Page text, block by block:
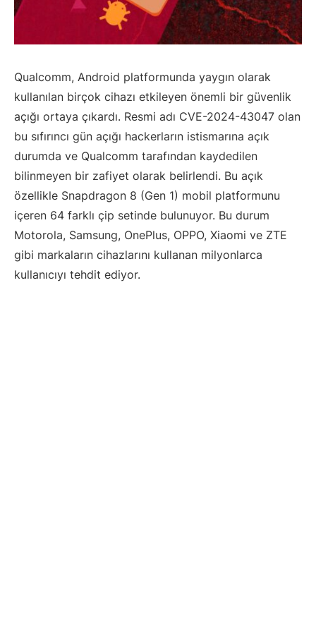
Qualcomm, Android platformunda yaygın olarak
kullanılan birçok cihazı etkileyen önemli bir güvenlik
açığı ortaya çıkardı. Resmi adı CVE-2024-43047 olan
bu sıfırıncı gün açığı hackerların istismarına açık
durumda ve Qualcomm tarafından kaydedilen
bilinmeyen bir zafiyet olarak belirlendi. Bu açık
özellikle Snapdragon 8 (Gen 1) mobil platformunu
içeren 64 farklı çip setinde bulunuyor. Bu durum
Motorola, Samsung, OnePlus, OPPO, Xiaomi ve ZTE
gibi markaların cihazlarını kullanan milyonlarca
kullanıcıyı tehdit ediyor.